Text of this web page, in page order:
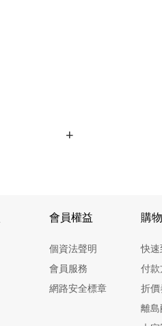
會員權益
個資法聲明
會員服務
網路安全標章
購
快速
付款
折價
離島